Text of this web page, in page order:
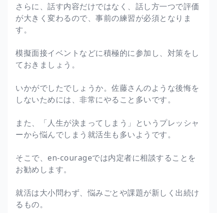
さらに、話す内容だけではなく、話し方一つで評価
が大きく変わるので、事前の練習が必須となりま
す。
模擬面接イベントなどに積極的に参加し、対策をし
ておきましょう。
いかがでしたでしょうか。佐藤さんのような後悔を
しないためには、非常にやること多いです。
また、「人生が決まってしまう」というプレッシャ
ーから悩んでしまう就活生も多いようです。
そこで、en-courageでは内定者に相談することを
お勧めします。
就活は大小問わず、悩みごとや課題が新しく出続け
るもの。